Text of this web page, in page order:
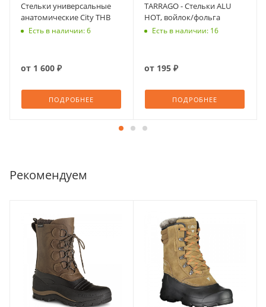
Стельки универсальные
анатомические City THB
Есть в наличии: 6
от 1 600 ₽
ПОДРОБНЕЕ
TARRAGO - Стельки ALU
HOT, войлок/фольга
Есть в наличии: 16
от 195 ₽
ПОДРОБНЕЕ
Рекомендуем